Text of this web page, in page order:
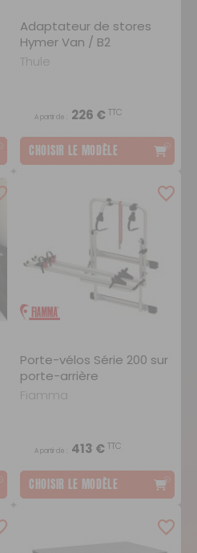
Adaptateur de stores
Hymer Van / B2
Thule
A partir de : 226 €TTC
CHOISIR LE MODÈLE
Porte-vélos Série 200 sur
porte-arrière
Fiamma
A partir de : 413 €TTC
CHOISIR LE MODÈLE